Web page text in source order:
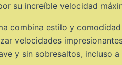
su increíble velocidad
combina estilo y
velocidades
y sin sobresaltos, incluso